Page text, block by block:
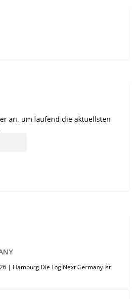
an, um laufend die aktuellsten
| Hamburg Die LogiNext Germany ist